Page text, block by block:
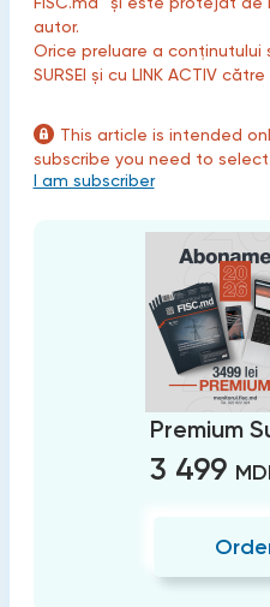
autor.
Orice preluare a
SURSEI și cu LINK ACTIV
This article is intended
subscribe you need to select
I am subscriber
Premium
3 499